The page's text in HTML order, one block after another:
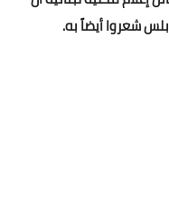
شعروا أيضاً به.